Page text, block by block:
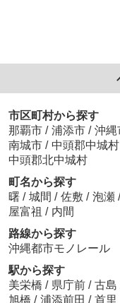
市区町村から探す
那覇市 / 浦添市 / 沖縄
南城市 / 中頭郡中城村
中頭郡北中城村
町名から探す
曙 / 城間 / 佐敷 / 泡瀬 /
屋富祖 / 内間
路線から探す
沖縄都市モノレール
駅から探す
美栄橋 / 県庁前 / 古島
旭橋 / 浦添前田 / 首里